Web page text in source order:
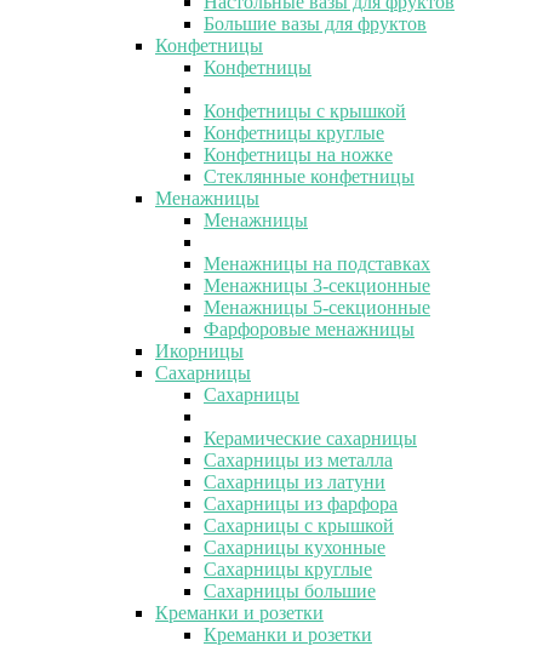
Большие вазы для фруктов
Конфетницы
Конфетницы
Конфетницы с крышкой
Конфетницы круглые
Конфетницы на ножке
Стеклянные конфетницы
Менажницы
Менажницы
Менажницы на подставках
Менажницы 3-секционные
Менажницы 5-секционные
Фарфоровые менажницы
Икорницы
Сахарницы
Сахарницы
Керамические сахарницы
Сахарницы из металла
Сахарницы из латуни
Сахарницы из фарфора
Сахарницы с крышкой
Сахарницы кухонные
Сахарницы круглые
Сахарницы большие
Креманки и розетки
Креманки и розетки